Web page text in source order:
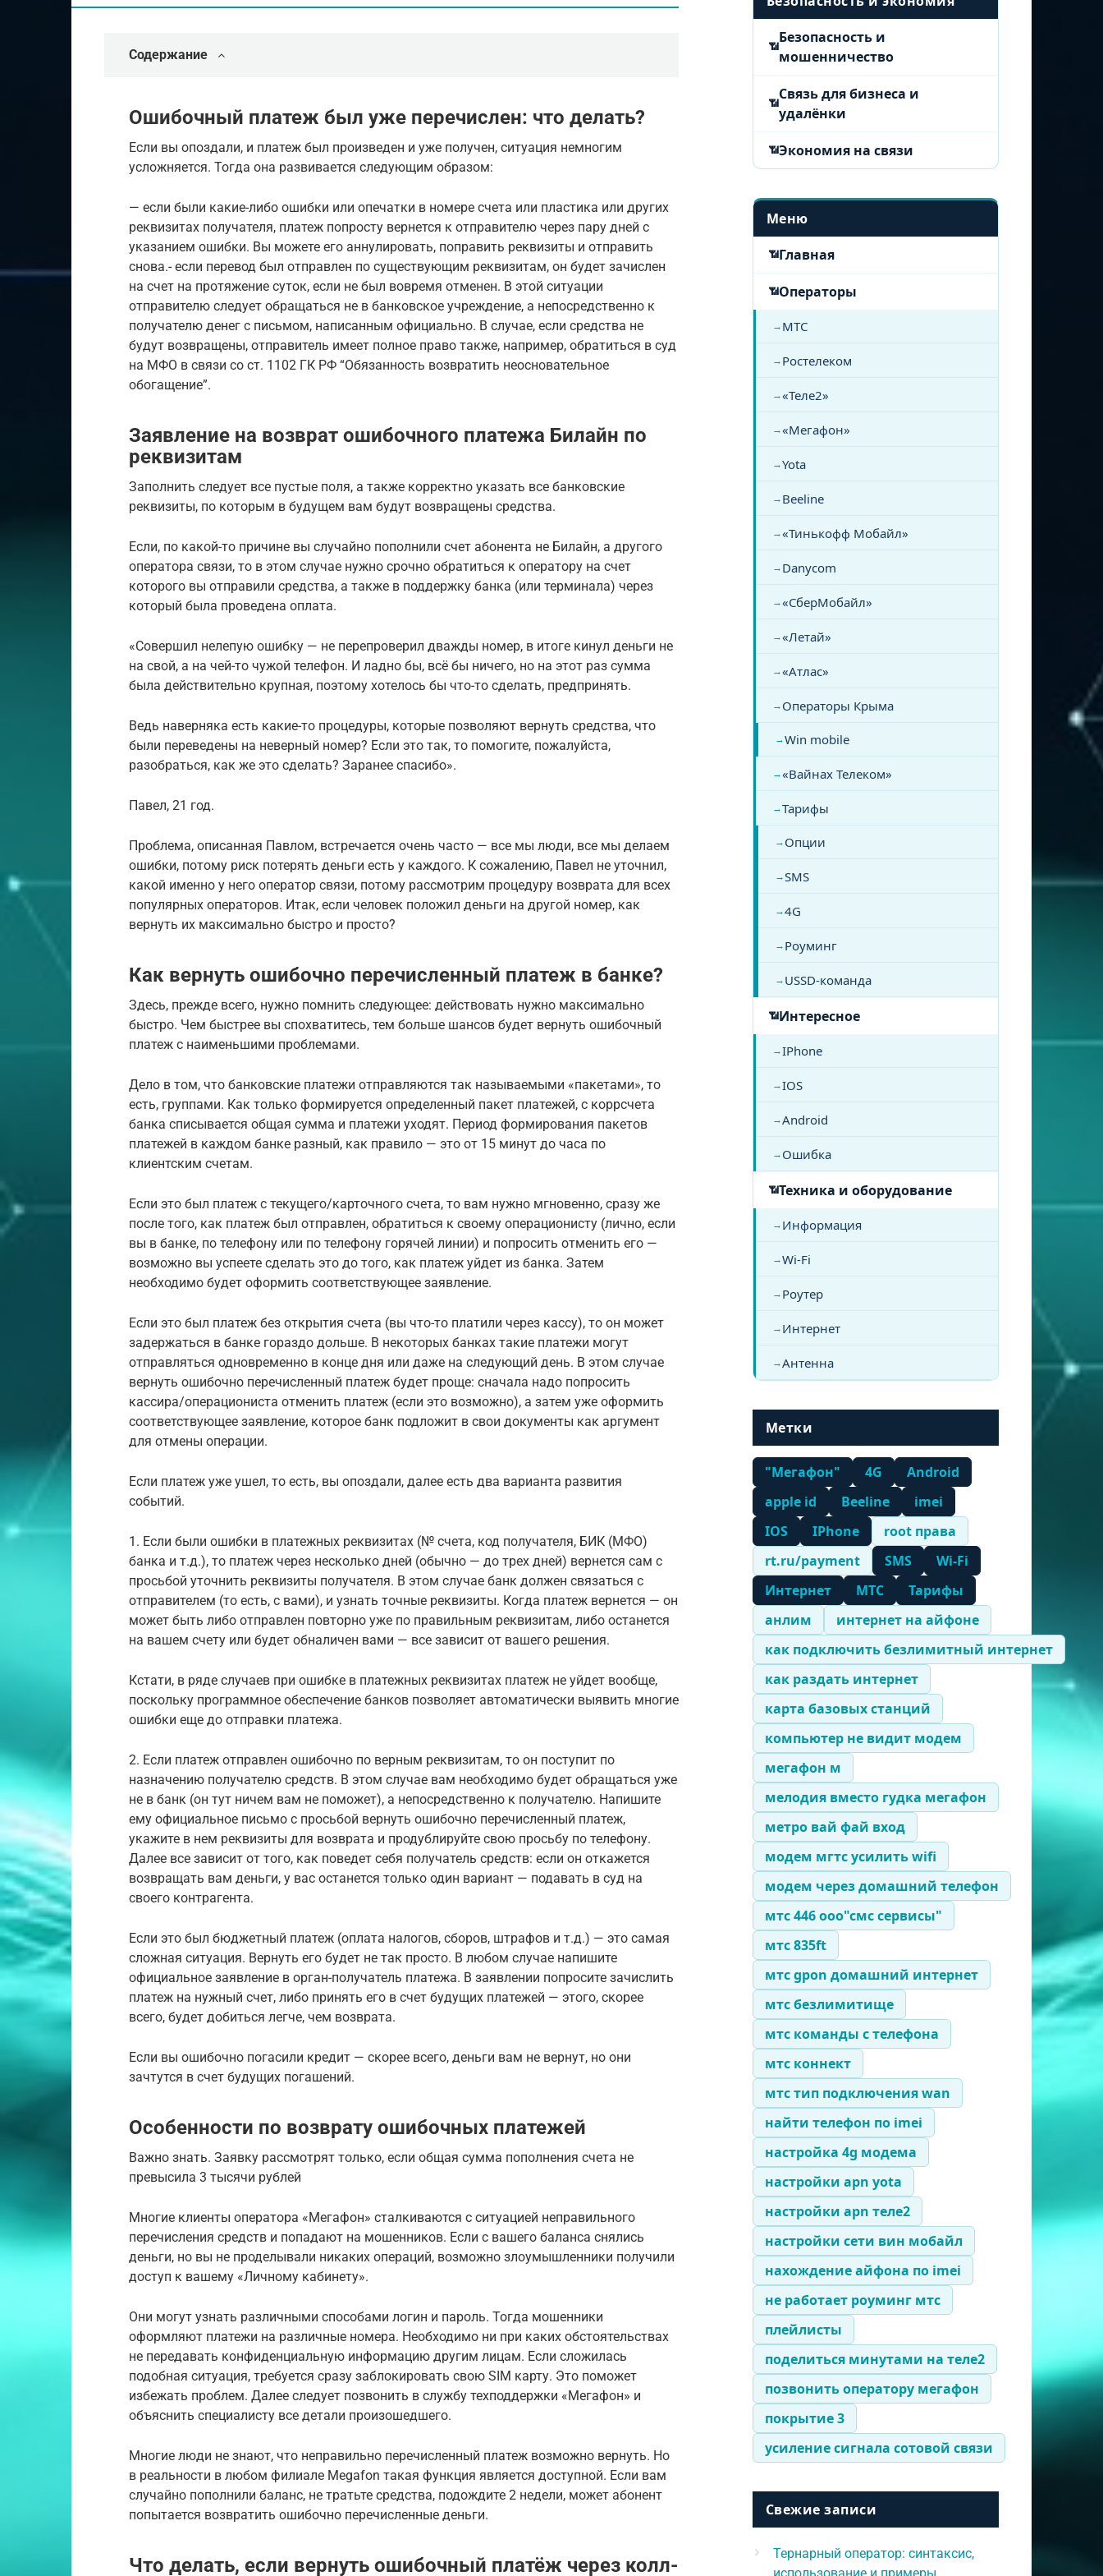
Содержание
Ошибочный платеж был уже перечислен: что делать?
Если вы опоздали, и платеж был произведен и уже получен, ситуация немногим
усложняется. Тогда она развивается следующим образом:
— если были какие-либо ошибки или опечатки в номере счета или пластика или других
реквизитах получателя, платеж попросту вернется к отправителю через пару дней с
указанием ошибки. Вы можете его аннулировать, поправить реквизиты и отправить
снова.- если перевод был отправлен по существующим реквизитам, он будет зачислен
на счет на протяжение суток, если не был вовремя отменен. В этой ситуации
отправителю следует обращаться не в банковское учреждение, а непосредственно к
получателю денег с письмом, написанным официально. В случае, если средства не
будут возвращены, отправитель имеет полное право также, например, обратиться в суд
на МФО в связи со ст. 1102 ГК РФ “Обязанность возвратить неосновательное
обогащение”.
Заявление на возврат ошибочного платежа Билайн по
реквизитам
Заполнить следует все пустые поля, а также корректно указать все банковские
реквизиты, по которым в будущем вам будут возвращены средства.
Если, по какой-то причине вы случайно пополнили счет абонента не Билайн, а другого
оператора связи, то в этом случае нужно срочно обратиться к оператору на счет
которого вы отправили средства, а также в поддержку банка (или терминала) через
который была проведена оплата.
«Совершил нелепую ошибку — не перепроверил дважды номер, в итоге кинул деньги не
на свой, а на чей-то чужой телефон. И ладно бы, всё бы ничего, но на этот раз сумма
была действительно крупная, поэтому хотелось бы что-то сделать, предпринять.
Ведь наверняка есть какие-то процедуры, которые позволяют вернуть средства, что
были переведены на неверный номер? Если это так, то помогите, пожалуйста,
разобраться, как же это сделать? Заранее спасибо».
Павел, 21 год.
Проблема, описанная Павлом, встречается очень часто — все мы люди, все мы делаем
ошибки, потому риск потерять деньги есть у каждого. К сожалению, Павел не уточнил,
какой именно у него оператор связи, потому рассмотрим процедуру возврата для всех
популярных операторов. Итак, если человек положил деньги на другой номер, как
вернуть их максимально быстро и просто?
Как вернуть ошибочно перечисленный платеж в банке?
Здесь, прежде всего, нужно помнить следующее: действовать нужно максимально
быстро. Чем быстрее вы спохватитесь, тем больше шансов будет вернуть ошибочный
платеж с наименьшими проблемами.
Дело в том, что банковские платежи отправляются так называемыми «пакетами», то
есть, группами. Как только формируется определенный пакет платежей, с коррсчета
банка списывается общая сумма и платежи уходят. Период формирования пакетов
платежей в каждом банке разный, как правило — это от 15 минут до часа по
клиентским счетам.
Если это был платеж с текущего/карточного счета, то вам нужно мгновенно, сразу же
после того, как платеж был отправлен, обратиться к своему операционисту (лично, если
вы в банке, по телефону или по телефону горячей линии) и попросить отменить его —
возможно вы успеете сделать это до того, как платеж уйдет из банка. Затем
необходимо будет оформить соответствующее заявление.
Если это был платеж без открытия счета (вы что-то платили через кассу), то он может
задержаться в банке гораздо дольше. В некоторых банках такие платежи могут
отправляться одновременно в конце дня или даже на следующий день. В этом случае
вернуть ошибочно перечисленный платеж будет проще: сначала надо попросить
кассира/операциониста отменить платеж (если это возможно), а затем уже оформить
соответствующее заявление, которое банк подложит в свои документы как аргумент
для отмены операции.
Если платеж уже ушел, то есть, вы опоздали, далее есть два варианта развития
событий.
1. Если были ошибки в платежных реквизитах (№ счета, код получателя, БИК (МФО)
банка и т.д.), то платеж через несколько дней (обычно — до трех дней) вернется сам с
просьбой уточнить реквизиты получателя. В этом случае банк должен связаться с
отправителем (то есть, с вами), и узнать точные реквизиты. Когда платеж вернется — он
может быть либо отправлен повторно уже по правильным реквизитам, либо останется
на вашем счету или будет обналичен вами — все зависит от вашего решения.
Кстати, в ряде случаев при ошибке в платежных реквизитах платеж не уйдет вообще,
поскольку программное обеспечение банков позволяет автоматически выявить многие
ошибки еще до отправки платежа.
2. Если платеж отправлен ошибочно по верным реквизитам, то он поступит по
назначению получателю средств. В этом случае вам необходимо будет обращаться уже
не в банк (он тут ничем вам не поможет), а непосредственно к получателю. Напишите
ему официальное письмо с просьбой вернуть ошибочно перечисленный платеж,
укажите в нем реквизиты для возврата и продублируйте свою просьбу по телефону.
Далее все зависит от того, как поведет себя получатель средств: если он откажется
возвращать вам деньги, у вас останется только один вариант — подавать в суд на
своего контрагента.
Если это был бюджетный платеж (оплата налогов, сборов, штрафов и т.д.) — это самая
сложная ситуация. Вернуть его будет не так просто. В любом случае напишите
официальное заявление в орган-получатель платежа. В заявлении попросите зачислить
платеж на нужный счет, либо принять его в счет будущих платежей — этого, скорее
всего, будет добиться легче, чем возврата.
Если вы ошибочно погасили кредит — скорее всего, деньги вам не вернут, но они
зачтутся в счет будущих погашений.
Особенности по возврату ошибочных платежей
Важно знать. Заявку рассмотрят только, если общая сумма пополнения счета не
превысила 3 тысячи рублей
Многие клиенты оператора «Мегафон» сталкиваются с ситуацией неправильного
перечисления средств и попадают на мошенников. Если с вашего баланса снялись
деньги, но вы не проделывали никаких операций, возможно злоумышленники получили
доступ к вашему «Личному кабинету».
Они могут узнать различными способами логин и пароль. Тогда мошенники
оформляют платежи на различные номера. Необходимо ни при каких обстоятельствах
не передавать конфиденциальную информацию другим лицам. Если сложилась
подобная ситуация, требуется сразу заблокировать свою SIM карту. Это поможет
избежать проблем. Далее следует позвонить в службу техподдержки «Мегафон» и
объяснить специалисту все детали произошедшего.
Многие люди не знают, что неправильно перечисленный платеж возможно вернуть. Но
в реальности в любом филиале Megafon такая функция является доступной. Если вам
случайно пополнили баланс, не тратьте средства, подождите 2 недели, может абонент
попытается возвратить ошибочно перечисленные деньги.
Что делать, если вернуть ошибочный платёж через колл-
Безопасность и
мошенничество
Связь для бизнеса и
удалёнки
Экономия на связи
Меню
Главная
Операторы
МТС
Ростелеком
«Теле2»
«Мегафон»
Yota
Beeline
«Тинькофф Мобайл»
Danycom
«СберМобайл»
«Летай»
«Атлас»
Операторы Крыма
Win mobile
«Вайнах Телеком»
Тарифы
Опции
SMS
4G
Роуминг
USSD-команда
Интересное
IPhone
IOS
Android
Ошибка
Техника и оборудование
Информация
Wi-Fi
Роутер
Интернет
Антенна
Метки
"Мегафон" 4G
Android
apple id
Beeline
imei
IOS
IPhone
root права
rt.ru/payment
SMS
Wi-Fi
Интернет
МТС
Тарифы
анлим
интернет на айфоне
как подключить безлимитный интернет
как раздать интернет
карта базовых станций
компьютер не видит модем
мегафон м
мелодия вместо гудка мегафон
метро вай фай вход
модем мгтс усилить wifi
модем через домашний телефон
мтс 446 ооо"смс сервисы"
мтс 835ft
мтс gpon домашний интернет
мтс безлимитище
мтс команды с телефона
мтс коннект
мтс тип подключения wan
найти телефон по imei
настройка 4g модема
настройки apn yota
настройки apn теле2
настройки сети вин мобайл
нахождение айфона по imei
не работает роуминг мтс
плейлисты
поделиться минутами на теле2
позвонить оператору мегафон
покрытие 3
усиление сигнала сотовой связи
Свежие записи
Тернарный оператор: синтаксис,